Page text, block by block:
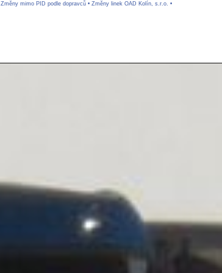
Změny mimo PID podle dopravců• Změny linek OAD Kolín, s.r.o. •